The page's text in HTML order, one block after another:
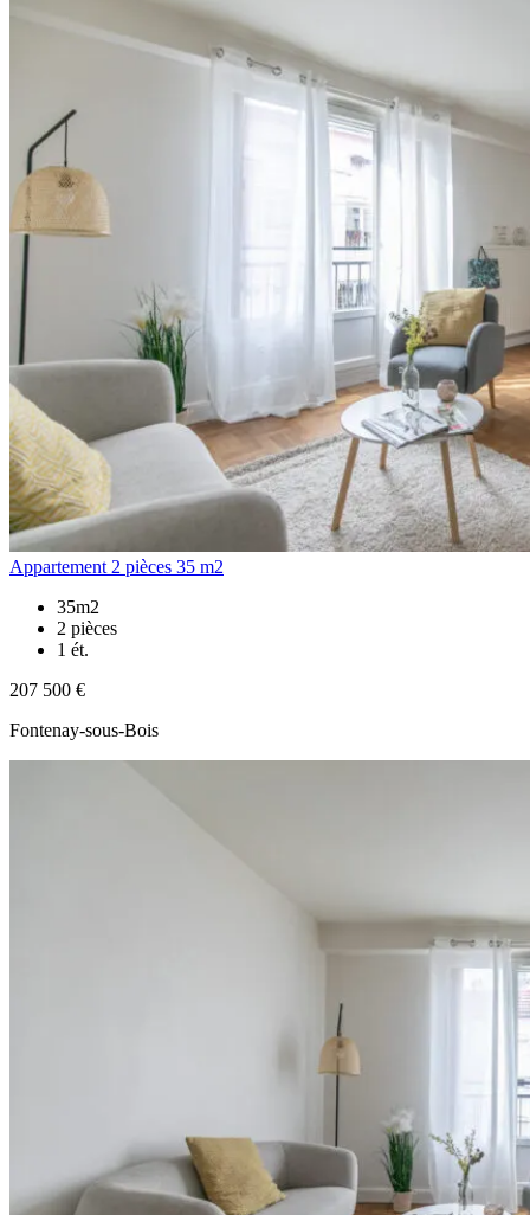
Appartement 2 pièces 35 m2
35m2
2 pièces
1 ét.
207 500 €
Fontenay-sous-Bois